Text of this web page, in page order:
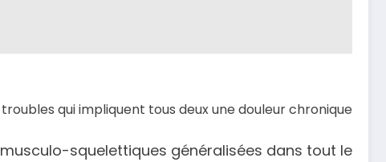
qui impliquent tous deux une douleur chronique.
squelettiques généralisées dans tout le